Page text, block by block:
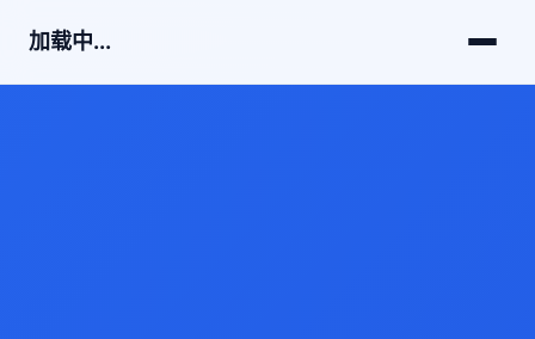
加载中...